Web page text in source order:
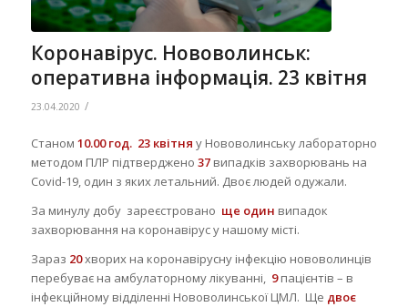
Коронавірус. Нововолинськ:
оперативна інформація. 23 квітня
23.04.2020 /
Станом 10.00 год. 23 квітня у Нововолинську лабораторно
методом ПЛР підтверджено 37випадків захворювань на
Covid-19, один з яких летальний. Двоє людей одужали.
За минулу добу зареєстровано ще один випадок
захворювання на коронавірус у нашому місті.
Зараз 20хворих на коронавірусну інфекцію нововолинців
перебуває на амбулаторному лікуванні, 9пацієнтів – в
інфекційному відділенні Нововолинської ЦМЛ. Ще двоє